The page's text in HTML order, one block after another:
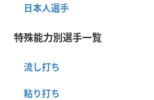
日本人選手
特殊能力別選手一覧
流し打ち
粘り打ち